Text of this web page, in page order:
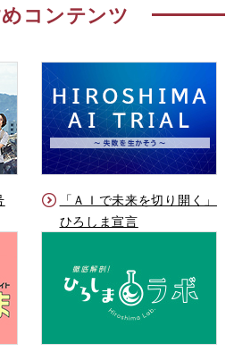
コンテンツ
「ＡＩで未来を切り開く」
ひろしま宣言